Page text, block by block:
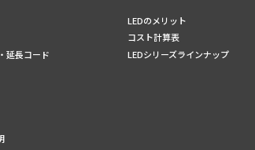
延長コード
LEDのメリット
コスト計算表
LEDシリーズラインナップ